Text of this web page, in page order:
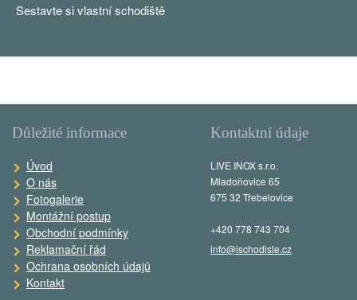
Sestavte si vlastní schodiště
Důležité informace
Úvod
O nás
Fotogalerie
Montážní postup
Obchodní podmínky
Reklamační řád
Ochrana osobních údajů
Kontakt
Kontaktní údaje
LIVE INOX s.r.o.
Mladoňovice 65
675 32 Třebelovice
+420 778 743 704
info@ischodiste.cz